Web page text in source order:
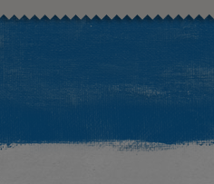
να υπόκειται σε πνευματικά δικαιώματα